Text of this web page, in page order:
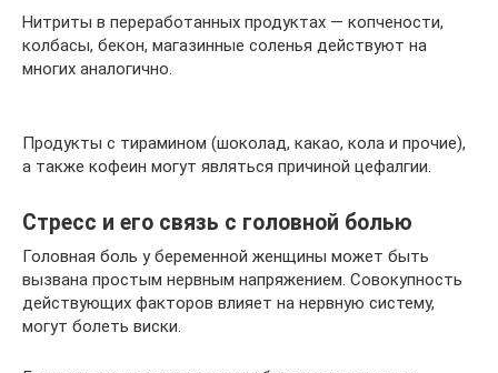
Нитриты в переработанных продуктах — копчености,
колбасы, бекон, магазинные соленья действуют на
многих аналогично.
Продукты с тирамином (шоколад, какао, кола и прочие),
а также кофеин могут являться причиной цефалгии.
Стресс и его связь с головной болью
Головная боль у беременной женщины может быть
вызвана простым нервным напряжением. Совокупность
действующих факторов влияет на нервную систему,
могут болеть виски.